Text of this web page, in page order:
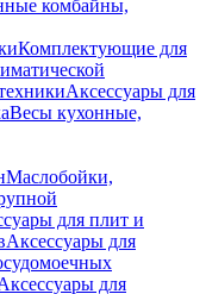
комбайны,
Комплектующие для
Аксессуары для
Весы кухонные,
Маслобойки,
для плит и
Аксессуары для
для